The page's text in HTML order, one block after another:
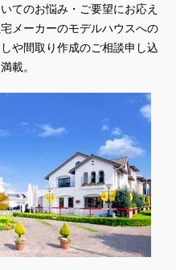
てのお悩み・ご要望にお応え
メーカーのモデルハウスへの
や間取り作成のご相談申し込
載。